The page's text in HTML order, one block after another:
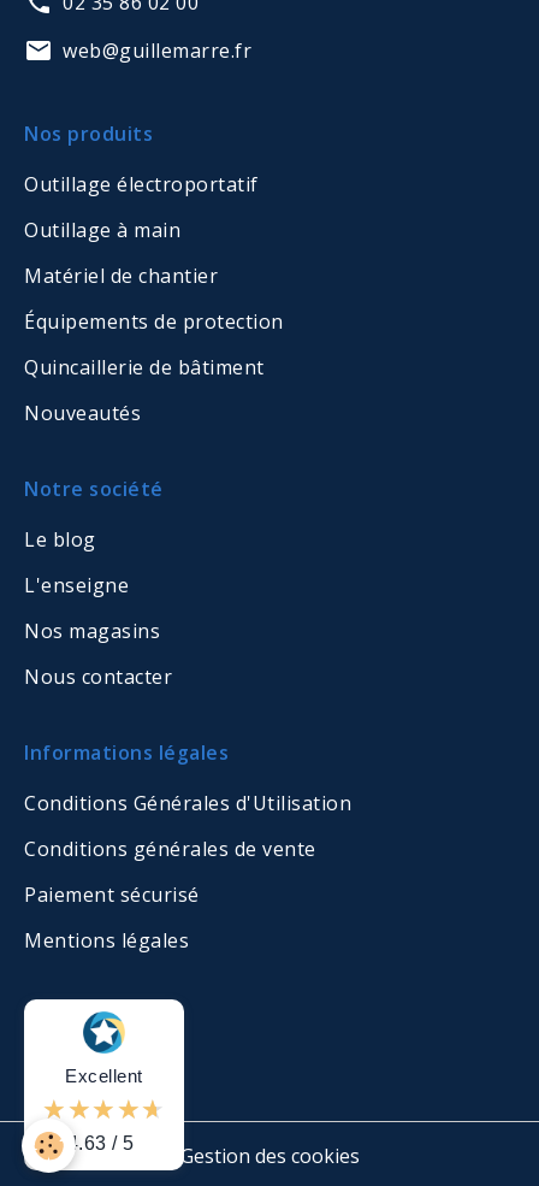
web@guillemarre.fr
Nos produits
Outillage électroportatif
Outillage à main
Matériel de chantier
Équipements de protection
Quincaillerie de bâtiment
Nouveautés
Notre société
Le blog
L'enseigne
Nos magasins
Nous contacter
Informations légales
Conditions Générales d'Utilisation
Conditions générales de vente
Paiement sécurisé
Mentions légales
Gestion des cookies
Excellent
4.63 / 5